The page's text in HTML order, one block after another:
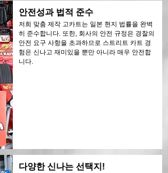
안전성과 법적 준수
저희 맞춤 제작 고카트는 일본 현지 법률을 완벽
히 준수합니다. 또한, 회사의 안전 규정은 경찰의
안전 요구 사항을 초과하므로 스트리트 카트 경
험은 신나고 재미있을 뿐만 아니라 매우 안전합
니다.
다양한 신나는 선택지!